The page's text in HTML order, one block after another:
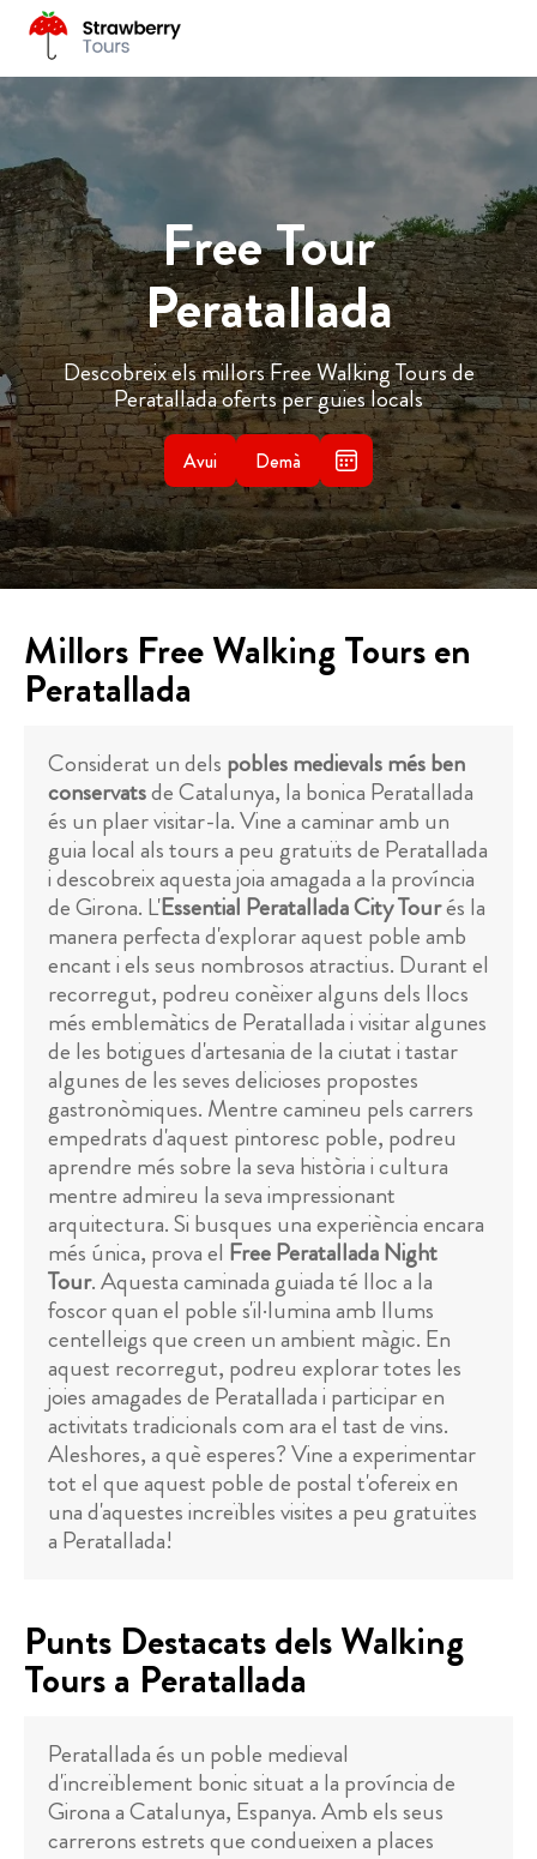
Free Tour
Peratallada
Descobreix els millors Free Walking Tours de
Peratallada oferts per guies locals
Avui Demà
Millors Free Walking Tours en
Peratallada
Considerat un dels pobles medievals més ben
conservatsde Catalunya, la bonica Peratallada
és un plaer visitar-la. Vine a caminar amb un
guia local als tours a peu gratuïts de Peratallada
i descobreix aquesta joia amagada a la província
de Girona. L'Essential Peratallada City Tourés la
manera perfecta d'explorar aquest poble amb
encant i els seus nombrosos atractius. Durant el
recorregut, podreu conèixer alguns dels llocs
més emblemàtics de Peratallada i visitar algunes
de les botigues d'artesania de la ciutat i tastar
algunes de les seves delicioses propostes
gastronòmiques. Mentre camineu pels carrers
empedrats d'aquest pintoresc poble, podreu
aprendre més sobre la seva història i cultura
mentre admireu la seva impressionant
arquitectura. Si busques una experiència encara
més única, prova el Free Peratallada Night
Tour. Aquesta caminada guiada té lloc a la
foscor quan el poble s'il·lumina amb llums
centelleigs que creen un ambient màgic. En
aquest recorregut, podreu explorar totes les
joies amagades de Peratallada i participar en
activitats tradicionals com ara el tast de vins.
Aleshores, a què esperes? Vine a experimentar
tot el que aquest poble de postal t'ofereix en
una d'aquestes increïbles visites a peu gratuïtes
a Peratallada!
Punts Destacats dels Walking
Tours a Peratallada
Peratallada és un poble medieval
d'increïblement bonic situat a la província de
Girona a Catalunya, Espanya. Amb els seus
carrerons estrets que condueixen a places